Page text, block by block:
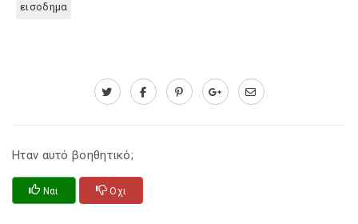
εισοδημα
Ηταν αυτό βοηθητικό;
Ναι Οχι